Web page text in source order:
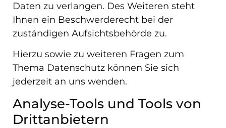
Daten zu verlangen. Des Weiteren steht
Ihnen ein Beschwerderecht bei der
zuständigen Aufsichtsbehörde zu.
Hierzu sowie zu weiteren Fragen zum
Thema Datenschutz können Sie sich
jederzeit an uns wenden.
Analyse-Tools und Tools von
Dritt­anbietern